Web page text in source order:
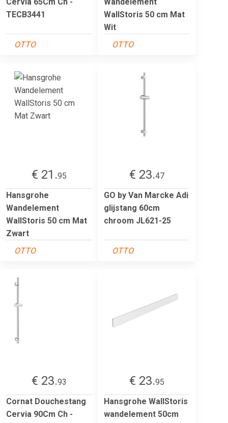
TECB3441
OTTO
WallStoris 50 cm Mat
Wit
OTTO
€ 21.95
Hansgrohe
Wandelement
WallStoris 50 cm Mat
Zwart
OTTO
€ 23.47
GO by Van Marcke Adi
glijstang 60cm
chroom JL621-25
OTTO
€ 23.93
Cornat Douchestang
Cervia 90Cm Ch -
€ 23.95
Hansgrohe WallStoris
wandelement 50cm